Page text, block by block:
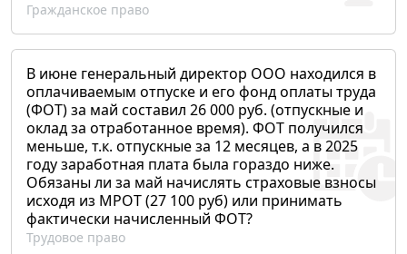
Гражданское право
В июне генеральный директор ООО находился в
оплачиваемым отпуске и его фонд оплаты труда
(ФОТ) за май составил 26 000 руб. (отпускные и
оклад за отработанное время). ФОТ получился
меньше, т.к. отпускные за 12 месяцев, а в 2025
году заработная плата была гораздо ниже.
Обязаны ли за май начислять страховые взносы
исходя из МРОТ (27 100 руб) или принимать
фактически начисленный ФОТ?
Трудовое право